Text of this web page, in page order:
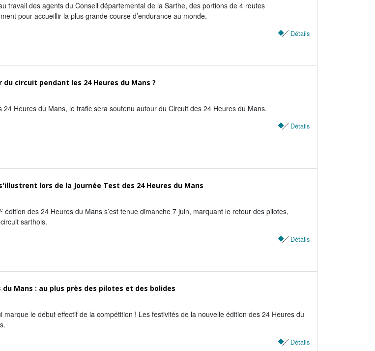
travail des agents du Conseil départemental de la Sarthe, des portions de 4 routes
pour accueillir la plus grande course d’endurance au monde.
Détails
circuit pendant les 24 Heures du Mans ?
Heures du Mans, le trafic sera soutenu autour du Circuit des 24 Heures du Mans.
Détails
lors de la Journée Test des 24 Heures du Mans
eédition des 24 Heures du Mans s’est tenue dimanche 7 juin, marquant le retour des pilotes,
sarthois.
Détails
du Mans : au plus près des pilotes et des bolides
marque le début effectif de la compétition ! Les festivités de la nouvelle édition des 24 Heures du
Détails